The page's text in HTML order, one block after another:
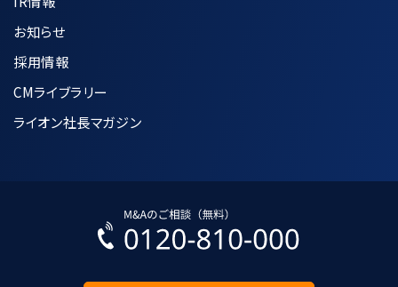
お知らせ
採用情報
CMライブラリー
ライオン社長マガジン